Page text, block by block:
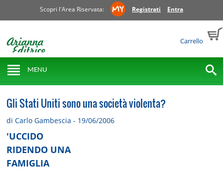
Scopri l'Area Riservata: Registrati Entra
Carrello
MENU
Gli Stati Uniti sono una società violenta?
di Carlo Gambescia - 19/06/2006
'UCCIDO
RIDENDO UNA
FAMIGLIA